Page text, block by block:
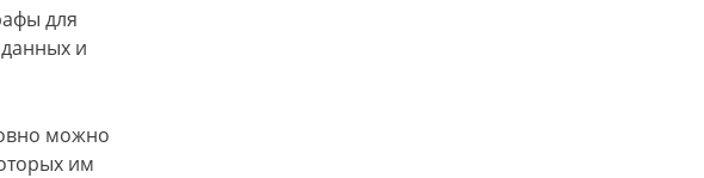
для
и
можно
им